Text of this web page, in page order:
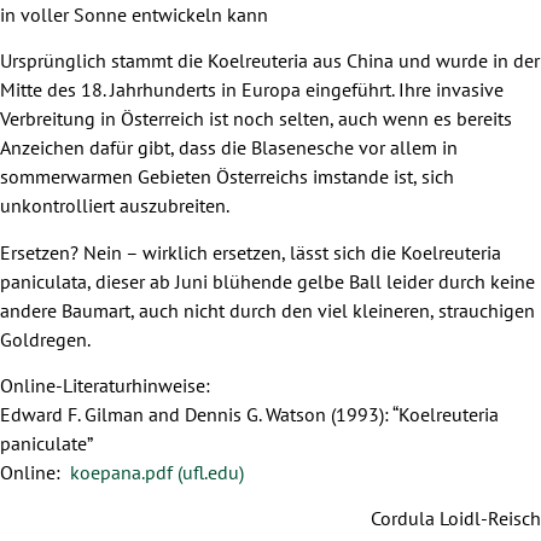
in voller Sonne entwickeln kann
Ursprünglich stammt die Koelreuteria aus China und wurde in der
Mitte des 18. Jahrhunderts in Europa eingeführt. Ihre invasive
Verbreitung in Österreich ist noch selten, auch wenn es bereits
Anzeichen dafür gibt, dass die Blasenesche vor allem in
sommerwarmen Gebieten Österreichs imstande ist, sich
unkontrolliert auszubreiten.
Ersetzen? Nein – wirklich ersetzen, lässt sich die Koelreuteria
paniculata, dieser ab Juni blühende gelbe Ball leider durch keine
andere Baumart, auch nicht durch den viel kleineren, strauchigen
Goldregen.
Online-Literaturhinweise:
Edward F. Gilman and Dennis G. Watson (1993): “Koelreuteria
paniculate”
Online: koepana.pdf (ufl.edu)
Cordula Loidl-Reisch